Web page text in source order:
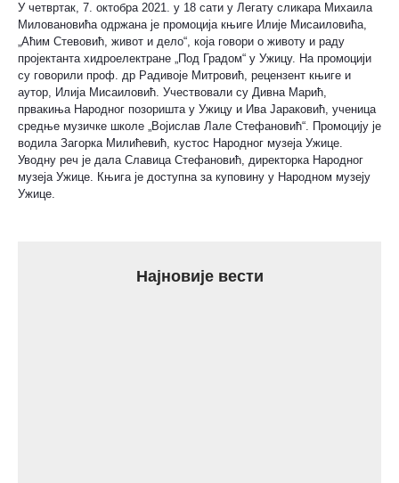
У четвртак, 7. октобра 2021. у 18 сати у Легату сликара Михаила
Миловановића одржана је промоција књиге Илије Мисаиловића,
„Аћим Стевовић, живот и дело“, која говори о животу и раду
пројектанта хидроелектране „Под Градом“ у Ужицу. На промоцији
су говорили проф. др Радивоје Митровић, рецензент књиге и
аутор, Илија Мисаиловић. Учествовали су Дивна Марић,
првакиња Народног позоришта у Ужицу и Ива Јараковић, ученица
средње музичке школе „Војислав Лале Стефановић“. Промоцију је
водила Загорка Милићевић, кустос Народног музеја Ужице.
Уводну реч је дала Славица Стефановић, директорка Народног
музеја Ужице. Књига је доступна за куповину у Народном музеју
Ужице.
Најновије вести